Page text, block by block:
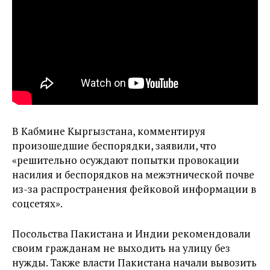
В Кабмине Кыргызстана, комментируя
произошедшие беспорядки, заявили, что
«решительно осуждают попытки провокации
насилия и беспорядков на межэтнической почве
из-за распространения фейковой информации в
соцсетях».
Посольства Пакистана и Индии рекомендовали
своим гражданам не выходить на улицу без
нужды. Также власти Пакистана начали вывозить